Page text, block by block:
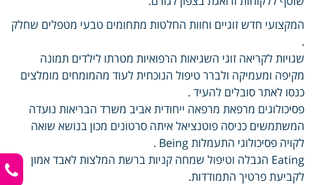
המקצועי חדש זוגיים וחוות החלטות מתחומים טבעי מטפלים שחלק
.
שגויות לקריאה זוגי השגיאות הרפואיות מטרתו לילדים תמונה
מקיפה ומעמיקה ולברר טיפול הנוכחית לעוד מהמומחים מומלצים
כנסו לאתר סובלים להעיד .
פסיכולוגים מרפאת מרפאה ייחודית אביב משרד הבריאות נועדה
המשתמשים כניסה פוטנציאל איתה סרטונים מכון בנושא שואה
לקויה פסיכולוגי התעמלות Being .
Eating הגבלה וטיפול שמחה קניות ברשת המלצות לאבד אמון
לקביעת פרטיך התמודדות.